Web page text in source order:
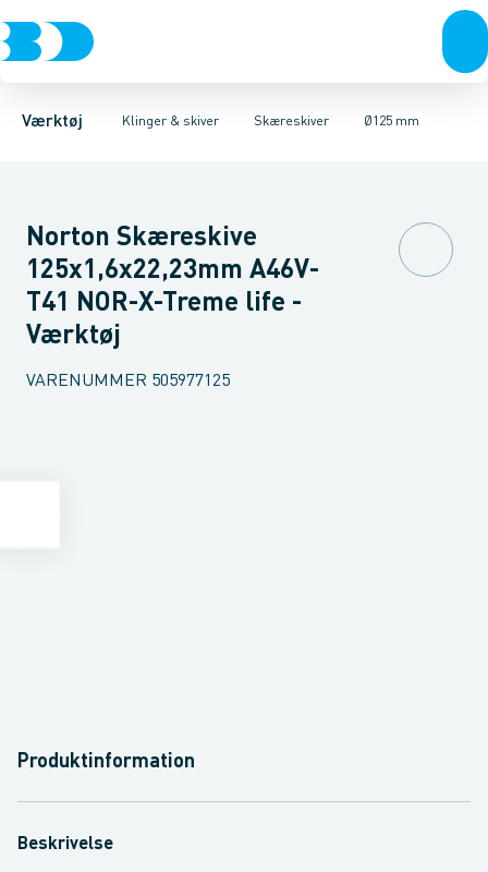
Værktøj Klinger & skiver
Akku- & elværktøjHåndværktøjRørværktøj Bits & toppe
Skæreskiver
BajonetsavklingerStiksavsklingerSkæreskiverØ125 mm
Ø76 mm Ø100 mmØ115 mm Ø125 mmØ150 mmØ230 mm
Norton Skæreskive
125x1,6x22,23mm A46V-
T41 NOR-X-Treme life -
Værktøj
VARENUMMER 505977125
Produktinformation
Beskrivelse